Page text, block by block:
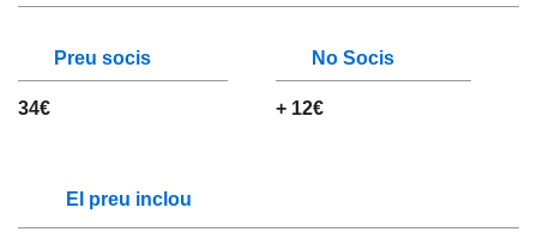
Preu socis
34€
No Socis
+ 12€
El preu inclou